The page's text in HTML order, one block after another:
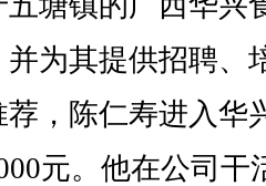
为其提供招聘、
，陈仁寿进入华
元。他在公司干